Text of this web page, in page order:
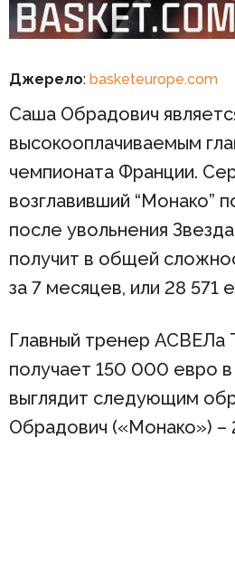
Джерело: basketeurope.com
Саша Обрадович
высокооплачиваемым
чемпионата Франции.
возглавивший “Монако”
после увольнения
получит в общей
за 7 месяцев, или 28 571
Главный тренер АСВЕЛа
получает 150 000 евро
выглядит следующим
Обрадович («Монако»)